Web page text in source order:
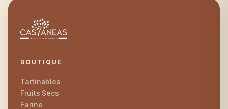
BOUTIQUE
Tartinables
Fruits Secs
Farine